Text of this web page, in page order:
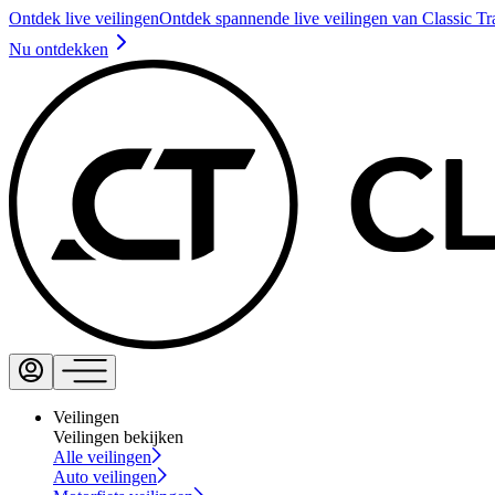
Ontdek live veilingenOntdek spannende live veilingen van Classic
Nu ontdekken
Veilingen
Veilingen bekijken
Alle veilingen
Auto veilingen